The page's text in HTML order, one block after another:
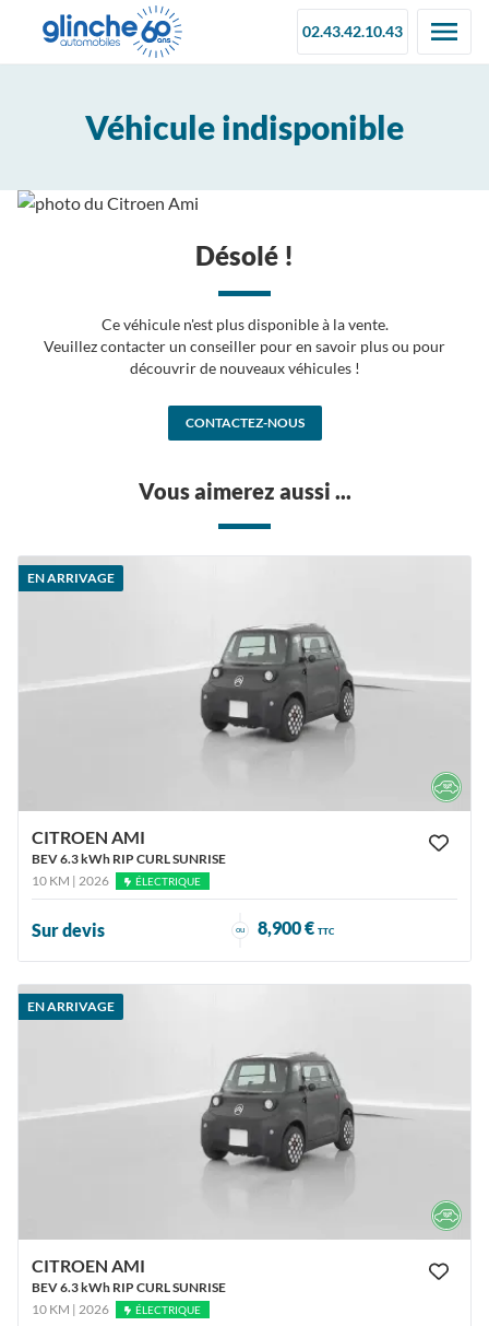
02.43.42.10.43
Véhicule indisponible
Désolé !
Ce véhicule n'est plus disponible à la vente.
Veuillez contacter un conseiller pour en savoir plus ou pour
découvrir de nouveaux véhicules !
CONTACTEZ-NOUS
Vous aimerez aussi ...
EN ARRIVAGE
CITROEN AMI
BEV 6.3 kWh RIP CURL SUNRISE
10 KM | 2026
ÉLECTRIQUE
Sur devis ou 8,900 € TTC
EN ARRIVAGE
CITROEN AMI
BEV 6.3 kWh RIP CURL SUNRISE
10 KM | 2026
ÉLECTRIQUE